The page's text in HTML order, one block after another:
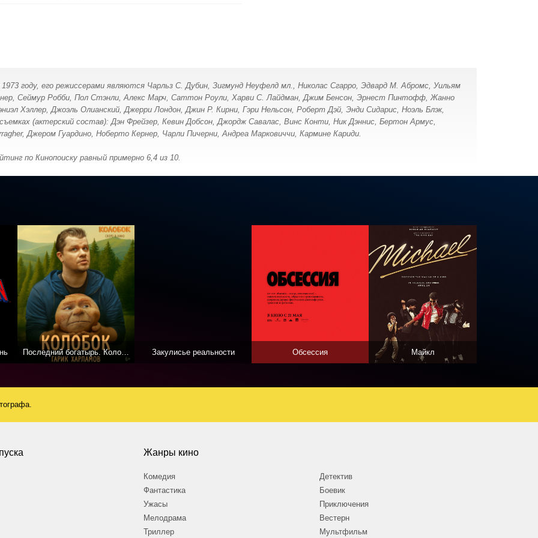
1973 году, его режиссерами являются Чарльз С. Дубин, Зигмунд Неуфелд мл., Николас Сгарро, Эдвард М. Абромс, Уильям
Сеймур Робби, Пол Стэнли, Алекс Марч, Саттон Роули, Харви С. Лайдман, Джим Бенсон, Эрнест Пинтофф, Жанно
Хэллер, Джоэль Олианский, Джерри Лондон, Джин Р. Кирни, Гэри Нельсон, Роберт Дэй, Энди Сидарис, Ноэль Блэк,
(актерский состав): Дэн Фрейзер, Кевин Добсон, Джордж Савалас, Винс Конти, Ник Дэннис, Бертон Армус,
Джером Гуардино, Ноберто Кернер, Чарли Пичерни, Андреа Марковиччи, Кармине Кариди.
по Кинопоиску равный примерно 6,4 из 10.
Последний богатырь. Колобок Закулисье реальности Обсессия Майкл
Жанры кино
Комедия
Фантастика
Ужасы
Мелодрама
Триллер
Детектив
Боевик
Приключения
Вестерн
Мультфильм